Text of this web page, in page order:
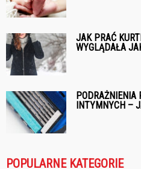
JAK PRAĆ
WYGLĄDAŁA
INTYMNYCH –
POPULARNE KATEGORIE